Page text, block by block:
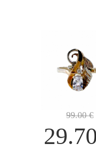
99.00€